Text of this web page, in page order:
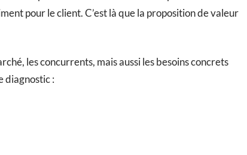
pour le client. C’est là que la proposition de valeur
les concurrents, mais aussi les besoins concrets
diagnostic :